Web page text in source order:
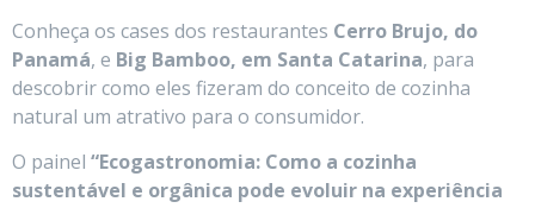
Conheça os cases dos restaurantes Cerro Brujo, do
Panamá, e Big Bamboo, em Santa Catarina, para
descobrir como eles fizeram do conceito de cozinha
natural um atrativo para o consumidor.
O painel “Ecogastronomia: Como a cozinha
sustentável e orgânica pode evoluir na experiência